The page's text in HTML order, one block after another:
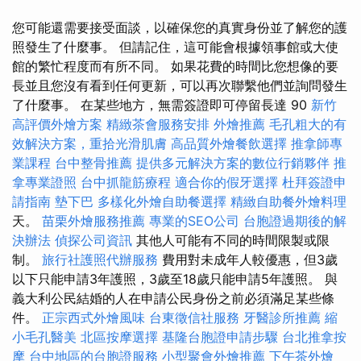
您可能還需要接受面談，以確保您的真實身份並了解您的護
照發生了什麼事。 但請記住，這可能會根據領事館或大使
館的繁忙程度而有所不同。 如果花費的時間比您想像的要
長並且您沒有看到任何更新，可以再次聯繫他們並詢問發生
了什麼事。 在某些地方，無需簽證即可停留長達 90 新竹
高評價外燴方案 精緻茶會服務安排 外燴推薦 毛孔粗大的有
效解決方案，重拾光滑肌膚 高品質外燴餐飲選擇 推拿師專
業課程 台中整骨推薦 提供多元解決方案的數位行銷夥伴 推
拿專業證照 台中抓龍筋療程 適合你的假牙選擇 杜拜簽證申
請指南 墊下巴 多樣化外燴自助餐選擇 精緻自助餐外燴料理
天。 苗栗外燴服務推薦 專業的SEO公司 台胞證過期後的解
決辦法 偵探公司資訊 其他人可能有不同的時間限製或限
制。 旅行社護照代辦服務 費用對未成年人較優惠，但3歲
以下只能申請3年護照，3歲至18歲只能申請5年護照。 與
義大利公民結婚的人在申請公民身份之前必須滿足某些條
件。 正宗西式外燴風味 台東徵信社服務 牙醫診所推薦 縮
小毛孔醫美 北區按摩選擇 基隆台胞證申請步驟 台北推拿按
摩 台中地區的台胞證服務 小型聚會外燴推薦 下午茶外燴